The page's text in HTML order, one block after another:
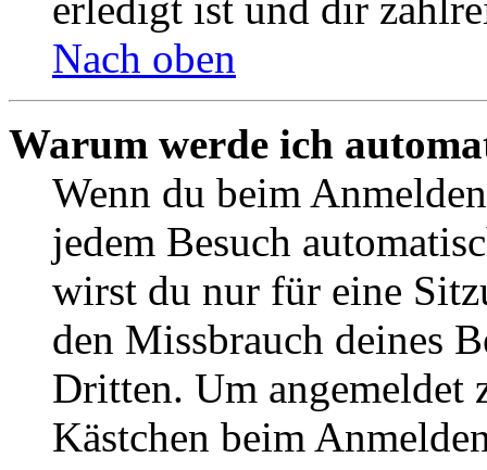
Nach oben
Warum werde ich
Wenn du beim
jedem Besuch
wirst du nur für eine
den Missbrauch deines
Dritten. Um angemeldet
Kästchen beim